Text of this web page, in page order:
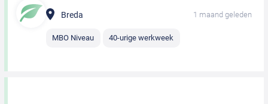
Breda 1 maand geleden
MBO Niveau 40-urige werkweek